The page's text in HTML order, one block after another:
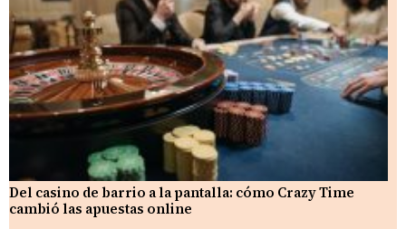
Del casino de barrio a la pantalla: cómo Crazy Time
cambió las apuestas online